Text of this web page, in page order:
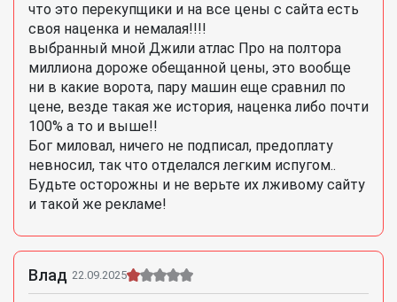
что это перекупщики и на все цены с сайта есть
своя наценка и немалая!!!!
выбранный мной Джили атлас Про на полтора
миллиона дороже обещанной цены, это вообще
ни в какие ворота, пару машин еще сравнил по
цене, везде такая же история, наценка либо почти
100% а то и выше!!
Бог миловал, ничего не подписал, предоплату
невносил, так что отделался легким испугом..
Будьте осторожны и не верьте их лживому сайту
и такой же рекламе!
Влад 22.09.2025